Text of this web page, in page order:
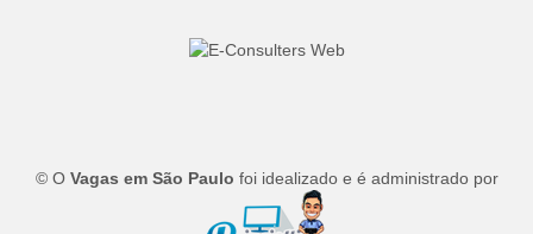
© O Vagas em São Paulo foi idealizado e é administrado por